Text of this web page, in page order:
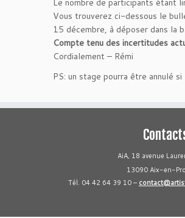
Le nombre de participants étant
Vous trouverez ci-dessous le
15 décembre, à déposer dans la
Compte tenu des incertitudes
Cordialement – Rémi
PS: un stage pourra être annulé
AiA, 18 avenue
13090 Aix-en-
Tél. 04 42 64 39 10 –